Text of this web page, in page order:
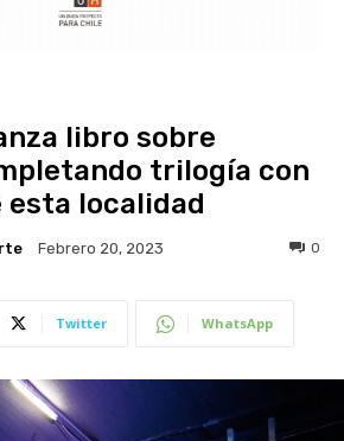
libro sobre
trilogía con
localidad
Febrero 20, 2023 0
Twitter WhatsApp